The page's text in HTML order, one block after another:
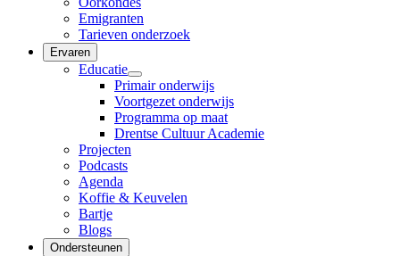
Emigranten
Tarieven onderzoek
Ervaren
Educatie
Primair onderwijs
Voortgezet onderwijs
Programma op maat
Drentse Cultuur Academie
Projecten
Podcasts
Agenda
Koffie & Keuvelen
Bartje
Blogs
Ondersteunen